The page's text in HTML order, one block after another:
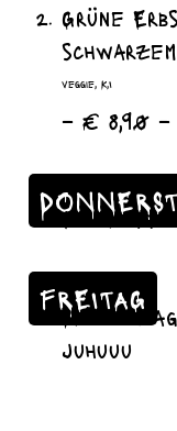
Grüne
veggie, K,I
– € 8,90 –
Feiertag
FREITAG
juhuuu